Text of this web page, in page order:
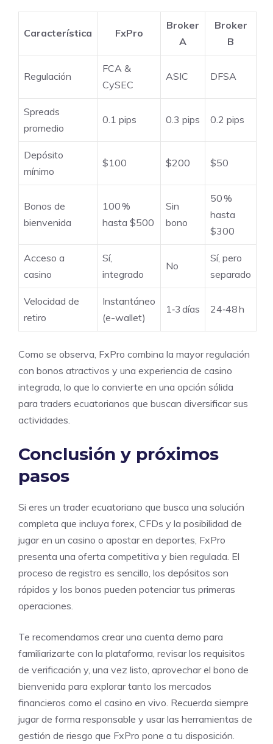
Característica FxPro
Broker
A
Broker
B
Regulación
FCA &
CySEC
ASIC DFSA
Spreads
promedio
0.1 pips 0.3 pips 0.2 pips
Depósito
mínimo
$100 $200 $50
Bonos de
bienvenida
100 %
hasta $500
Sin
bono
50 %
hasta
$300
Acceso a
casino
Sí,
integrado
No
Sí, pero
separado
Velocidad de
retiro
Instantáneo
(e-wallet)
1‑3 días 24‑48 h
Como se observa, FxPro combina la mayor regulación
con bonos atractivos y una experiencia de casino
integrada, lo que lo convierte en una opción sólida
para traders ecuatorianos que buscan diversificar sus
actividades.
Conclusión y próximos
pasos
Si eres un trader ecuatoriano que busca una solución
completa que incluya forex, CFDs y la posibilidad de
jugar en un casino o apostar en deportes, FxPro
presenta una oferta competitiva y bien regulada. El
proceso de registro es sencillo, los depósitos son
rápidos y los bonos pueden potenciar tus primeras
operaciones.
Te recomendamos crear una cuenta demo para
familiarizarte con la plataforma, revisar los requisitos
de verificación y, una vez listo, aprovechar el bono de
bienvenida para explorar tanto los mercados
financieros como el casino en vivo. Recuerda siempre
jugar de forma responsable y usar las herramientas de
gestión de riesgo que FxPro pone a tu disposición.